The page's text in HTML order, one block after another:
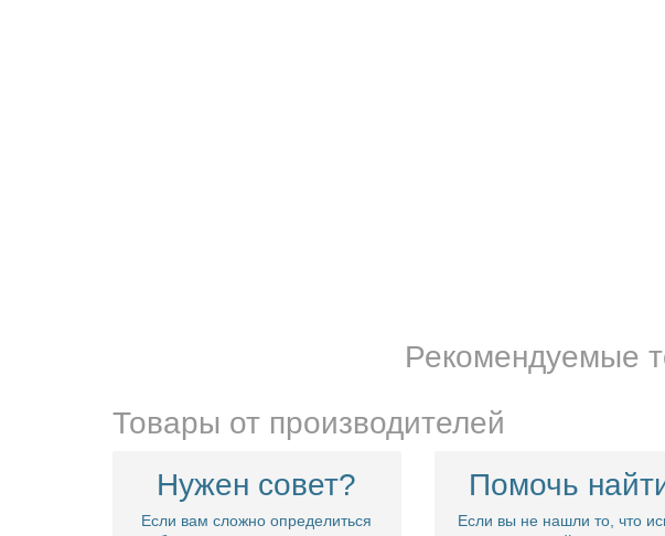
Рекомендуемые
Товары от производителей
Нужен совет?
Если вам сложно определиться
Помочь
Если вы не нашли то, что